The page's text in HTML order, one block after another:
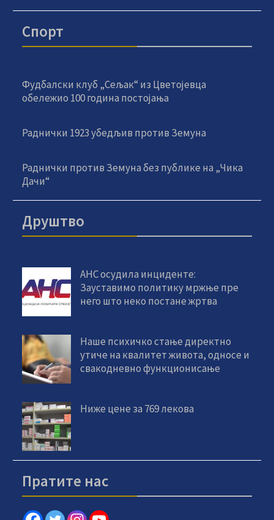
Спорт
Фудбалски клуб „Сељак“ из Цветојевца
обележио 100 година постојања
Раднички 1923 убедљив против Земуна
Раднички против Земуна без публике на „Чика
Дачи“
Друштво
АНС осудила инциденте:
Зауставимо политику мржње пре
него што неко постане жртва
Наше психичко стање директно
утиче на квалитет живота, односе и
свакодневно функционисање
Ниже цене за 769 лекова
Пратите нас